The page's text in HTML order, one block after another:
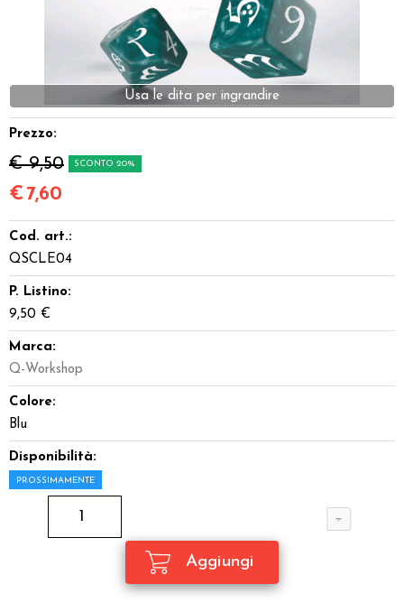
Giocattoli e GadgetUsa le dita per ingrandire
Prezzo:
€ 9,50 SCONTO 20%
€ 7,60
Cod. art.:
QSCLE04
P. Listino:
9,50 €
Marca:
Q-Workshop
Colore:
Blu
Disponibilità:
PROSSIMAMENTE